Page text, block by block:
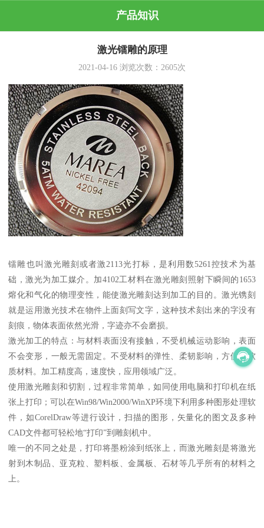
产品知识
激光镭雕的原理
2021-04-16 浏览次数： 2605次
镭雕也叫激光雕刻或者激2113光打标，是利用数5261控技术为基
础，激光为加工媒介。加4102工材料在激光雕刻照射下瞬间的1653
熔化和气化的物理变性，能使激光雕刻达到加工的目的。激光镌刻
就是运用激光技术在物件上面刻写文字，这种技术刻出来的字没有
刻痕，物体表面依然光滑，字迹亦不会磨损。
激光加工的特点：与材料表面没有接触，不受机械运动影响，表面
不会变形，一般无需固定。不受材料的弹性、柔韧影响，方便对软
质材料。加工精度高，速度快，应用领域广泛。
使用激光雕刻和切割，过程非常简单，如同使用电脑和打印机在纸
张上打印；可以在Win98/Win2000/WinXP环境下利用多种图形处理软
件，如CorelDraw等进行设计，扫描的图形，矢量化的图文及多种
CAD文件都可轻松地“打印”到雕刻机中。
唯一的不同之处是，打印将墨粉涂到纸张上，而激光雕刻是将激光
射到木制品、亚克粒、塑料板、金属板、石材等几乎所有的材料之
上。